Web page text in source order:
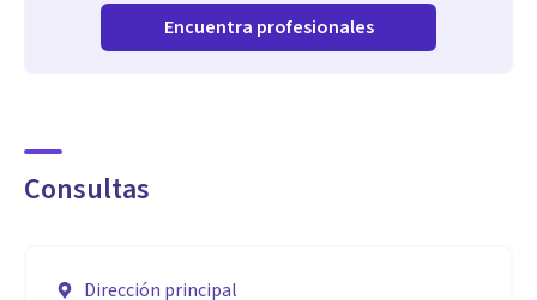
Investigación Social y de Mercados
Gerencia en Marketing Estratégico (asesorías a micro y
Encuentra profesionales
Consultas
Dirección principal